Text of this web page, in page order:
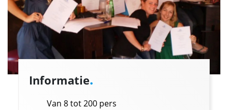
Informatie.
Van 8 tot 200 pers